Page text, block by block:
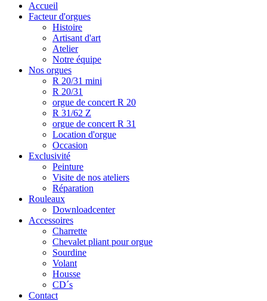
Accueil
Facteur d'orgues
Histoire
Artisant d'art
Atelier
Notre équipe
Nos orgues
R 20/31 mini
R 20/31
orgue de concert R 20
R 31/62 Z
orgue de concert R 31
Location d'orgue
Occasion
Exclusivité
Peinture
Visite de nos ateliers
Réparation
Rouleaux
Downloadcenter
Accessoires
Charrette
Chevalet pliant pour orgue
Sourdine
Volant
Housse
CD´s
Contact